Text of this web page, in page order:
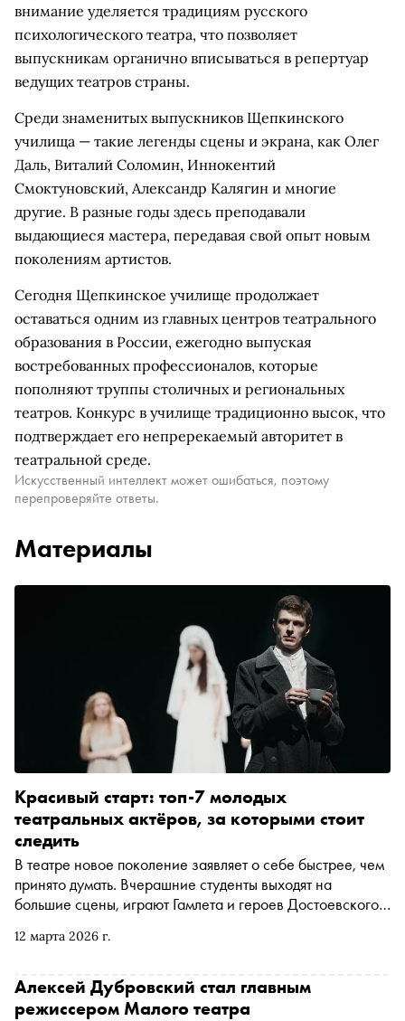
внимание уделяется традициям русского
психологического театра, что позволяет
выпускникам органично вписываться в репертуар
ведущих театров страны.
Среди знаменитых выпускников Щепкинского
училища — такие легенды сцены и экрана, как Олег
Даль, Виталий Соломин, Иннокентий
Смоктуновский, Александр Калягин и многие
другие. В разные годы здесь преподавали
выдающиеся мастера, передавая свой опыт новым
поколениям артистов.
Сегодня Щепкинское училище продолжает
оставаться одним из главных центров театрального
образования в России, ежегодно выпуская
востребованных профессионалов, которые
пополняют труппы столичных и региональных
театров. Конкурс в училище традиционно высок, что
подтверждает его непререкаемый авторитет в
театральной среде.
Искусственный интеллект может ошибаться, поэтому
перепроверяйте ответы.
Материалы
12 марта 2026 г.
Красивый старт: топ-7 молодых
театральных актёров, за которыми стоит
следить
В театре новое поколение заявляет о себе быстрее, чем
принято думать. Вчерашние студенты выходят на
большие сцены, играют Гамлета и героев Достоевского,
независимых театрах. «Сноб» выбрал семь молодых
титрах — и за которыми особенно интересно следить
прямо сейчас
Алексей Дубровский стал главным
режиссером Малого театра